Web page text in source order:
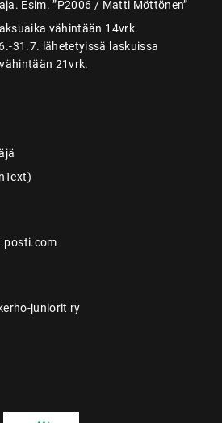
Esim. ”P2006 / Matti Möttönen”
vähintään 14vrk.
31.7. lähetetyissä laskuissa
21vrk.
juniorit ry